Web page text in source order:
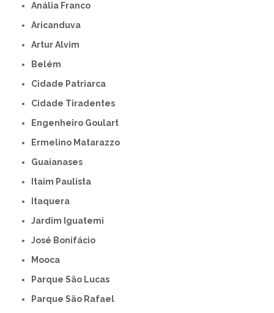
Anália Franco
Aricanduva
Artur Alvim
Belém
Cidade Patriarca
Cidade Tiradentes
Engenheiro Goulart
Ermelino Matarazzo
Guaianases
Itaim Paulista
Itaquera
Jardim Iguatemi
José Bonifácio
Mooca
Parque São Lucas
Parque São Rafael